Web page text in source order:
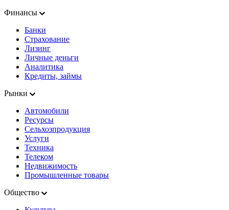
Финансы
Банки
Страхование
Лизинг
Личные деньги
Аналитика
Кредиты, займы
Рынки
Автомобили
Ресурсы
Сельхозпродукция
Услуги
Техника
Телеком
Недвижимость
Промышленные товары
Общество